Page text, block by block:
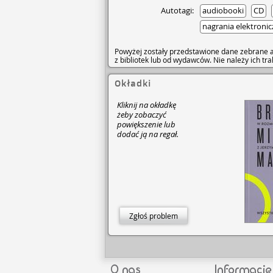
odkrywania i zgłębiania.
języka polskiego, a
ciągle wytłacza.
Autotagi: audiobooki CD
nagrania
Powyżej zostały przedstawione dane
z bibliotek lub od wydawców. Nie należy ich
Okładki
Kliknij na okładkę
żeby zobaczyć
powiększenie lub
dodać ją na regał.
Zgłoś problem